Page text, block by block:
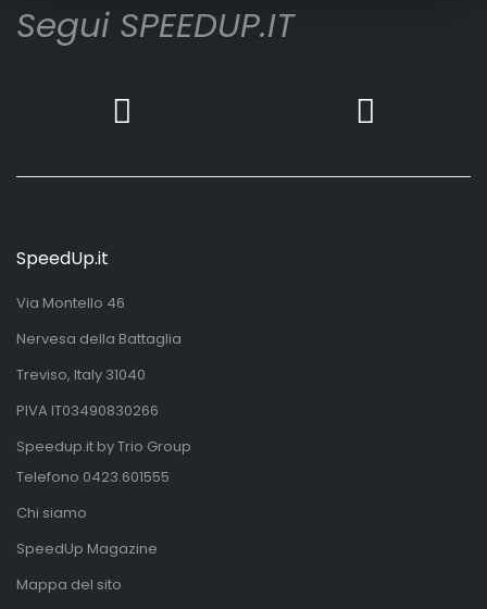
Segui SPEEDUP.IT
SpeedUp.it
Via Montello 46
Nervesa della Battaglia
Treviso, Italy 31040
PIVA IT03490830266
Speedup.it by Trio Group
Telefono 0423.601555
Chi siamo
SpeedUp Magazine
Mappa del sito